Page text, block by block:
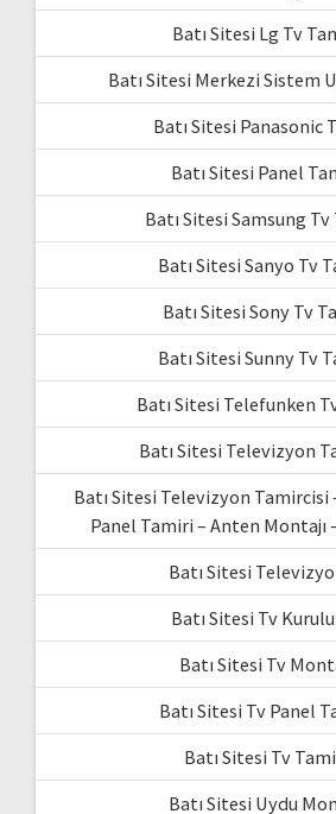
Batı Sitesi Lg Tv
Batı Sitesi Merkezi Sistem
Batı Sitesi Panasonic
Batı Sitesi Panel
Batı Sitesi Samsung
Batı Sitesi Sanyo Tv
Batı Sitesi Sony Tv
Batı Sitesi Sunny Tv
Batı Sitesi Telefunken
Batı Sitesi Televizyon
Batı Sitesi Televizyon Tamircisi
Panel Tamiri – Anten Montajı
Batı Sitesi
Batı Sitesi Tv
Batı Sitesi Tv
Batı Sitesi Tv Panel
Batı Sitesi Tv
Batı Sitesi Uydu